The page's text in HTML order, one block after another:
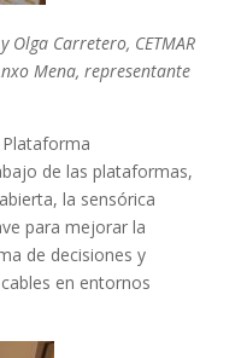
Carretero, CETMAR
Mena, representante
de las plataformas,
la sensórica
para mejorar la
de decisiones y
en entornos